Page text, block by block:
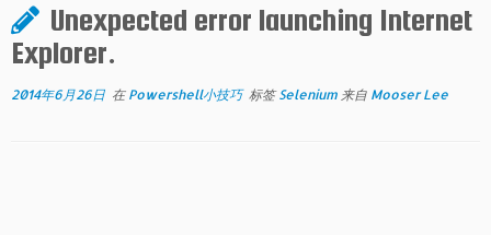
Unexpected error launching Internet
Explorer.
2014年6月26日 在 Powershell小技巧 标签Selenium 来自 Mooser Lee